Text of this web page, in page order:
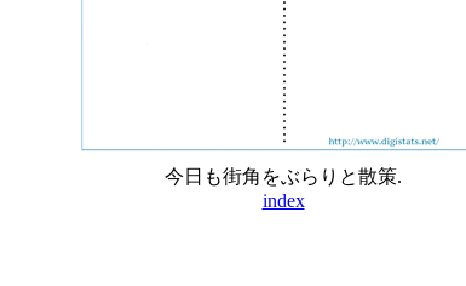
今日も街角をぶらりと散策.
index